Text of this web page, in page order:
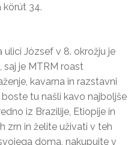
körút 34.
ulici József v 8. okrožju je
je MTRM roast
kavarna in razstavni
tu našli kavo najboljše
iz Brazilije, Etiopije in
zrn in želite uživati v teh
doma, nakupujte v